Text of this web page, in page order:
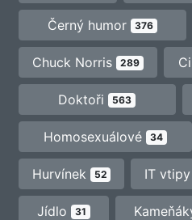
Černý humor 376
Chuck Norris 289
Doktoři 563
Homosexuálové 34
Hurvínek 52 IT vtipy
Jídlo 31